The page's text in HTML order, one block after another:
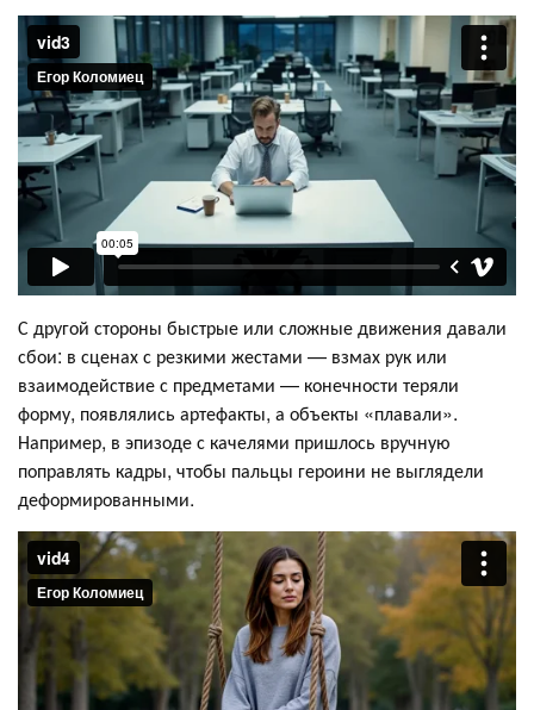
С другой стороны быстрые или сложные движения давали
сбои: в сценах с резкими жестами — взмах рук или
взаимодействие с предметами — конечности теряли
форму, появлялись артефакты, а объекты «плавали».
Например, в эпизоде с качелями пришлось вручную
поправлять кадры, чтобы пальцы героини не выглядели
деформированными.